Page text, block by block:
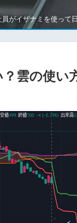
員がイザナミを使って
雲の使